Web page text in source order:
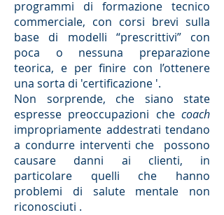
programmi di formazione tecnico
commerciale, con corsi brevi sulla
base di modelli “prescrittivi” con
poca o nessuna preparazione
teorica, e per finire con l’ottenere
una sorta di 'certificazione '.
Non sorprende, che siano state
espresse preoccupazioni che coach
impropriamente addestrati tendano
a condurre interventi che possono
causare danni ai clienti, in
particolare quelli che hanno
problemi di salute mentale non
riconosciuti .